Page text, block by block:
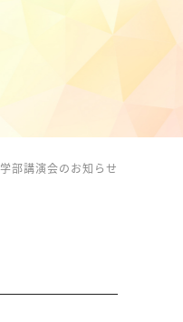
部講演会のお知らせ